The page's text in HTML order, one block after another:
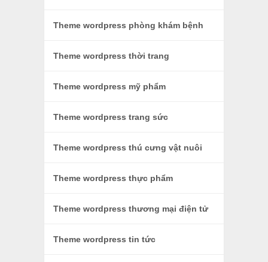
Theme wordpress phòng khám bệnh
Theme wordpress thời trang
Theme wordpress mỹ phẩm
Theme wordpress trang sức
Theme wordpress thú cưng vật nuôi
Theme wordpress thực phẩm
Theme wordpress thương mại điện tử
Theme wordpress tin tức